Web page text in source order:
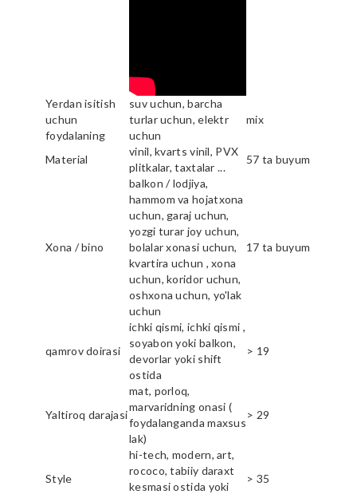
Yerdan isitish
uchun
foydalaning
suv uchun, barcha
turlar uchun, elektr
uchun
mix
Material
vinil, kvarts vinil, PVX
plitkalar, taxtalar ...
57 ta buyum
Xona / bino
balkon / lodjiya,
hammom va hojatxona
uchun, garaj uchun,
yozgi turar joy uchun,
bolalar xonasi uchun,
kvartira uchun , xona
uchun, koridor uchun,
oshxona uchun, yo'lak
uchun
17 ta buyum
qamrov doirasi
ichki qismi, ichki qismi ,
soyabon yoki balkon,
devorlar yoki shift
ostida
> 19
Yaltiroq darajasi
mat, porloq,
marvaridning onasi (
foydalanganda maxsus
lak)
> 29
Style
hi-tech, modern, art,
rococo, tabiiy daraxt
kesmasi ostida yoki
> 35